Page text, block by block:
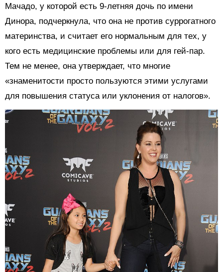
Мачадо, у которой есть 9-летняя дочь по имени
Динора, подчеркнула, что она не против суррогатного
материнства, и считает его нормальным для тех, у
кого есть медицинские проблемы или для гей-пар.
Тем не менее, она утверждает, что многие
«знаменитости просто пользуются этими услугами
для повышения статуса или уклонения от налогов».